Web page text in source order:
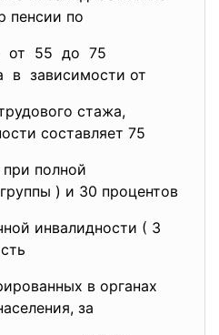
пенсии по
от 55 до 75
в зависимости от
стажа,
составляет 75
при полной
) и 30 процентов
инвалидности ( 3
в органах
за